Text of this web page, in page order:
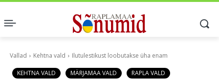
Vallad Kehtna vald Ilutulestikust loobutakse üha enam
KEHTNA VALD MÄRJAMAA VALD
RAPLA VALD